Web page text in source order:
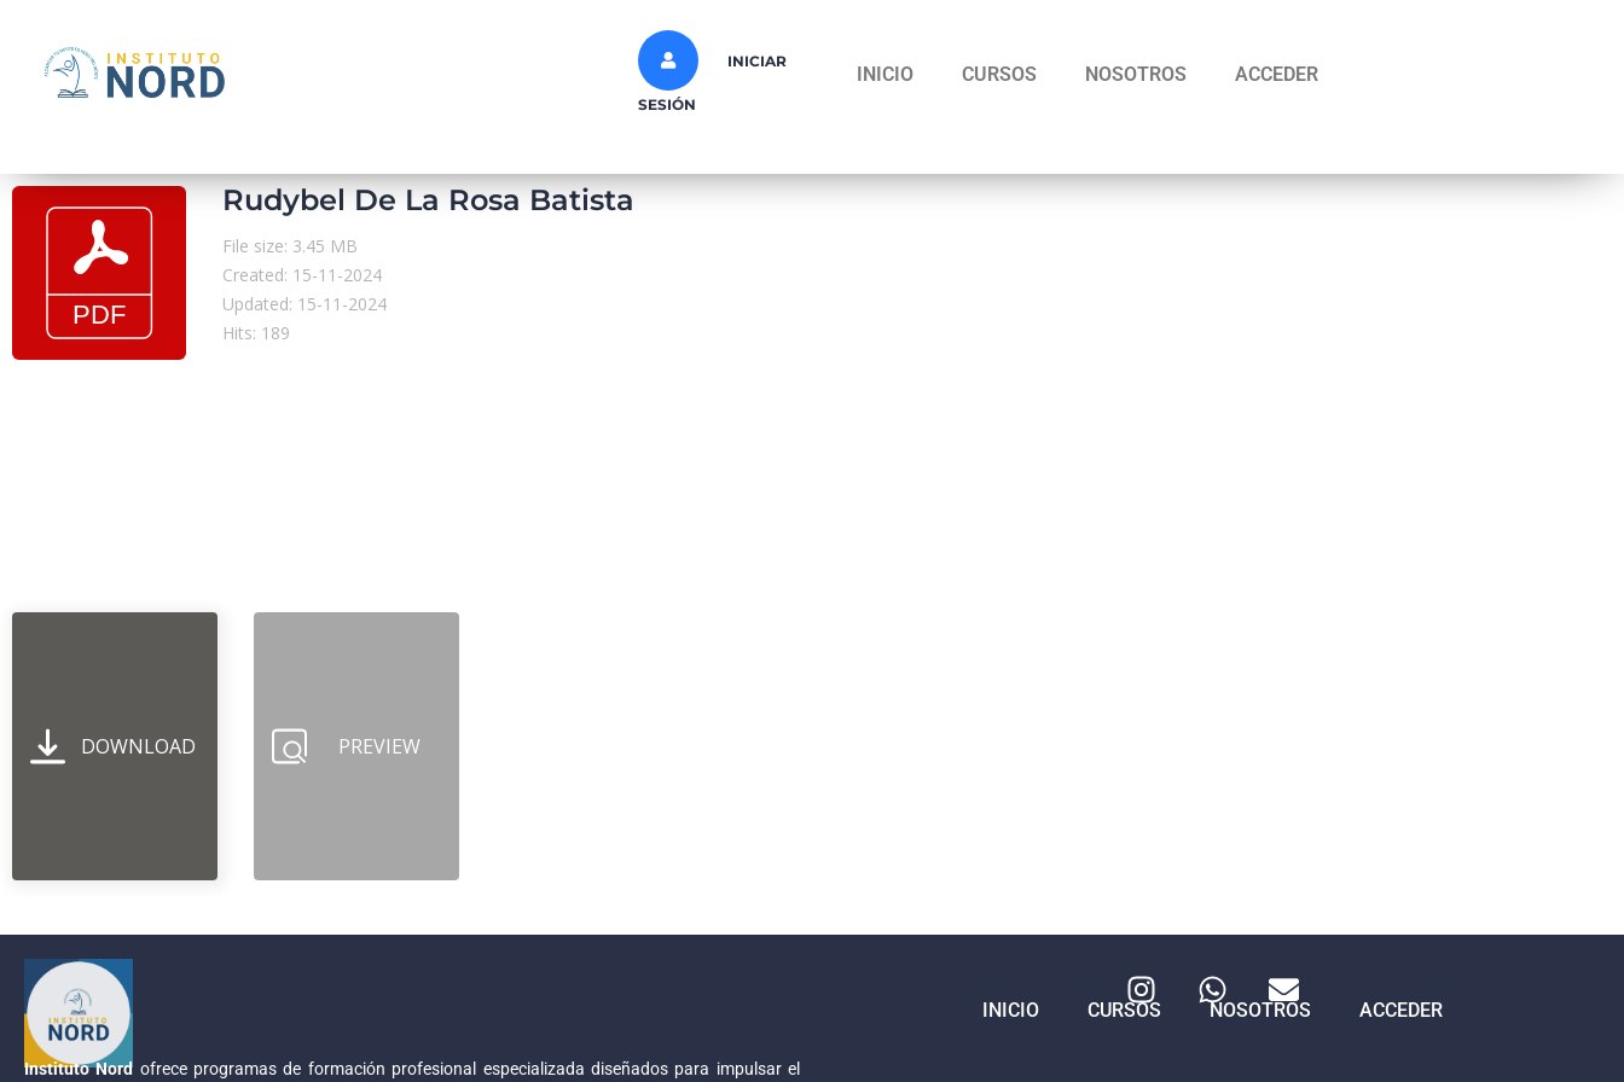
INICIAR
SESIÓN
INICIO CURSOS NOSOTROS ACCEDER
Rudybel De La Rosa Batista
File size: 3.45 MB
Created: 15-11-2024
Updated: 15-11-2024
Hits: 189
DOWNLOAD PREVIEW
Instituto Nord ofrece programas de formación profesional especializada diseñados para impulsar el
INICIO CURSOS NOSOTROS ACCEDER